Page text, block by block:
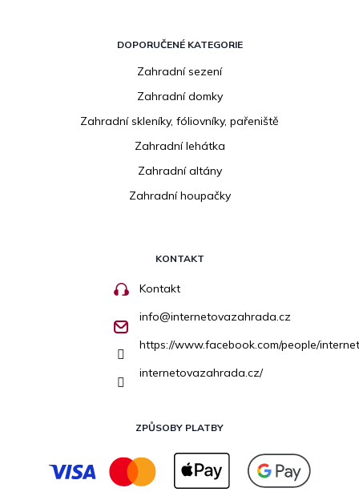
DOPORUČENÉ KATEGORIE
Zahradní sezení
Zahradní domky
Zahradní skleníky, fóliovníky, pařeniště
Zahradní lehátka
Zahradní altány
Zahradní houpačky
KONTAKT
Kontakt
info@internetovazahrada.cz
https://www.facebook.com/people/
internetovazahrada.cz/
ZPŮSOBY PLATBY